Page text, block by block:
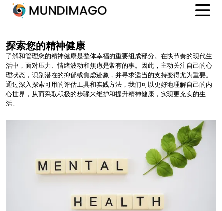
探索您的精神健康
了解和管理您的精神健康是整体幸福的重要组成部分。在快节奏的现代生
活中，面对压力、情绪波动和焦虑是常有的事。因此，主动关注自己的心
理状态，识别潜在的抑郁或焦虑迹象，并寻求适当的支持变得尤为重要。
通过深入探索可用的评估工具和实践方法，我们可以更好地理解自己的内
心世界，从而采取积极的步骤来维护和提升精神健康，实现更充实的生
活。